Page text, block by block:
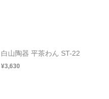
白山陶器 平茶わん ST-22
¥3,630